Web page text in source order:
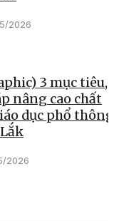
2026
3 mục tiêu,
nâng cao chất
dục phổ
2026